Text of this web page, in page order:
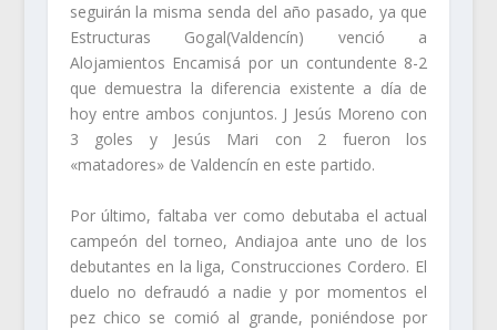
seguirán la misma senda del año pasado, ya que
Estructuras Gogal(Valdencín) venció a
Alojamientos Encamisá por un contundente 8-2
que demuestra la diferencia existente a día de
hoy entre ambos conjuntos. J Jesús Moreno con
3 goles y Jesús Mari con 2 fueron los
«matadores» de Valdencín en este partido.
Por último, faltaba ver como debutaba el actual
campeón del torneo, Andiajoa ante uno de los
debutantes en la liga, Construcciones Cordero. El
duelo no defraudó a nadie y por momentos el
pez chico se comió al grande, poniéndose por